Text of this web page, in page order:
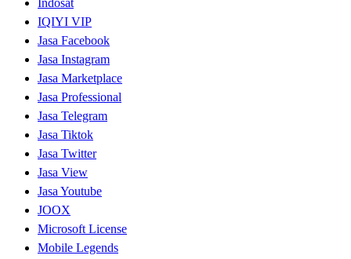
Indosat
IQIYI VIP
Jasa Facebook
Jasa Instagram
Jasa Marketplace
Jasa Professional
Jasa Telegram
Jasa Tiktok
Jasa Twitter
Jasa View
Jasa Youtube
JOOX
Microsoft License
Mobile Legends